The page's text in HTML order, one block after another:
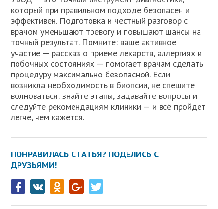
который при правильном подходе безопасен и
эффективен. Подготовка и честный разговор с
врачом уменьшают тревогу и повышают шансы на
точный результат. Помните: ваше активное
участие — рассказ о приеме лекарств, аллергиях и
побочных состояниях — помогает врачам сделать
процедуру максимально безопасной. Если
возникла необходимость в биопсии, не спешите
волноваться: знайте этапы, задавайте вопросы и
следуйте рекомендациям клиники — и всё пройдет
легче, чем кажется.
ПОНРАВИЛАСЬ СТАТЬЯ? ПОДЕЛИСЬ С
ДРУЗЬЯМИ!